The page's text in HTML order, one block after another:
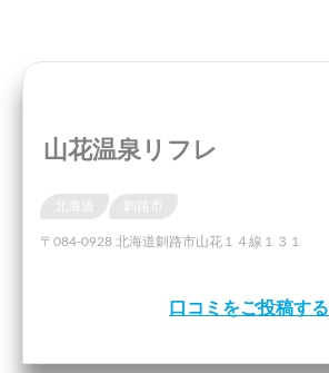
山花温泉リフレ
釧路市
〒084-0928 北海道釧路市山花１４線１３１
口コミをご投稿する